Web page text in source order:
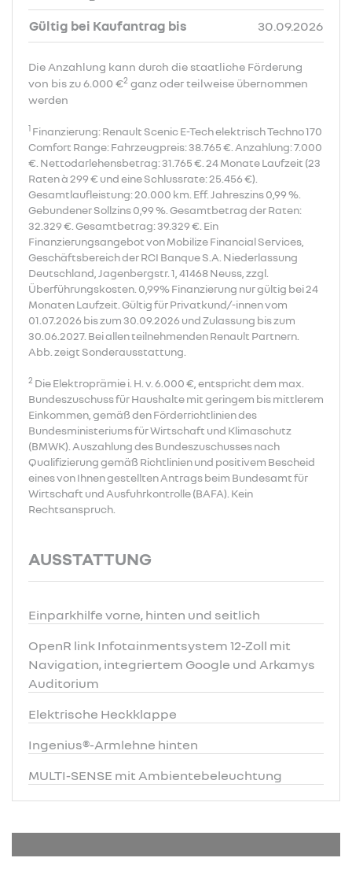
Gültig bei Kaufantrag bis 30.09.2026
Die Anzahlung kann durch die staatliche Förderung
von bis zu 6.000 €2 ganz oder teilweise übernommen
werden
1 Finanzierung: Renault Scenic E-Tech elektrisch Techno 170
Comfort Range: Fahrzeugpreis: 38.765 €. Anzahlung: 7.000
€. Nettodarlehensbetrag: 31.765 €. 24 Monate Laufzeit (23
Raten à 299 € und eine Schlussrate: 25.456 €).
Gesamtlaufleistung: 20.000 km. Eff. Jahreszins 0,99 %.
Gebundener Sollzins 0,99 %. Gesamtbetrag der Raten:
32.329 €. Gesamtbetrag: 39.329 €. Ein
Finanzierungsangebot von Mobilize Financial Services,
Geschäftsbereich der RCI Banque S.A. Niederlassung
Deutschland, Jagenbergstr. 1, 41468 Neuss, zzgl.
Überführungskosten. 0,99% Finanzierung nur gültig bei 24
Monaten Laufzeit. Gültig für Privatkund/-innen vom
01.07.2026 bis zum 30.09.2026 und Zulassung bis zum
30.06.2027. Bei allen teilnehmenden Renault Partnern.
Abb. zeigt Sonderausstattung.
2 Die Elektroprämie i. H. v. 6.000 €, entspricht dem max.
Bundeszuschuss für Haushalte mit geringem bis mittlerem
Einkommen, gemäß den Förderrichtlinien des
Bundesministeriums für Wirtschaft und Klimaschutz
(BMWK). Auszahlung des Bundeszuschusses nach
Qualifizierung gemäß Richtlinien und positivem Bescheid
eines von Ihnen gestellten Antrags beim Bundesamt für
Wirtschaft und Ausfuhrkontrolle (BAFA). Kein
Rechtsanspruch.
AUSSTATTUNG
Einparkhilfe vorne, hinten und seitlich
OpenR link Infotainmentsystem 12-Zoll mit
Navigation, integriertem Google und Arkamys
Auditorium
Elektrische Heckklappe
Ingenius®-Armlehne hinten
MULTI-SENSE mit Ambientebeleuchtung